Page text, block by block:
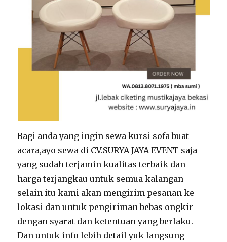
Bagi anda yang ingin sewa kursi sofa buat
acara,ayo sewa di CV.SURYA JAYA EVENT saja
yang sudah terjamin kualitas terbaik dan
harga terjangkau untuk semua kalangan
selain itu kami akan mengirim pesanan ke
lokasi dan untuk pengiriman bebas ongkir
dengan syarat dan ketentuan yang berlaku.
Dan untuk info lebih detail yuk langsung